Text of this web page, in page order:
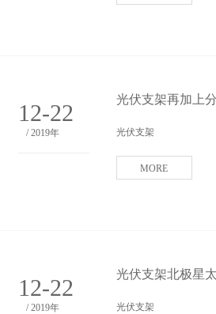
12-22
/ 2019年
光伏支架再加上
光伏支架
MORE
12-22
/ 2019年
光伏支架北极星
光伏支架